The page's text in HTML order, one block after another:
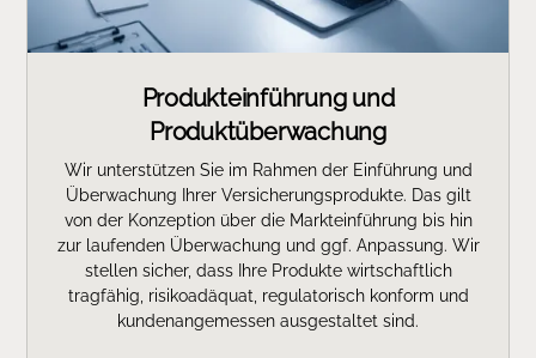
Produkteinführung und
Produktüberwachung
Wir unterstützen Sie im Rahmen der Einführung und
Überwachung Ihrer Versicherungsprodukte. Das gilt
von der Konzeption über die Markteinführung bis hin
zur laufenden Überwachung und ggf. Anpassung. Wir
stellen sicher, dass Ihre Produkte wirtschaftlich
tragfähig, risikoadäquat, regulatorisch konform und
kundenangemessen ausgestaltet sind.